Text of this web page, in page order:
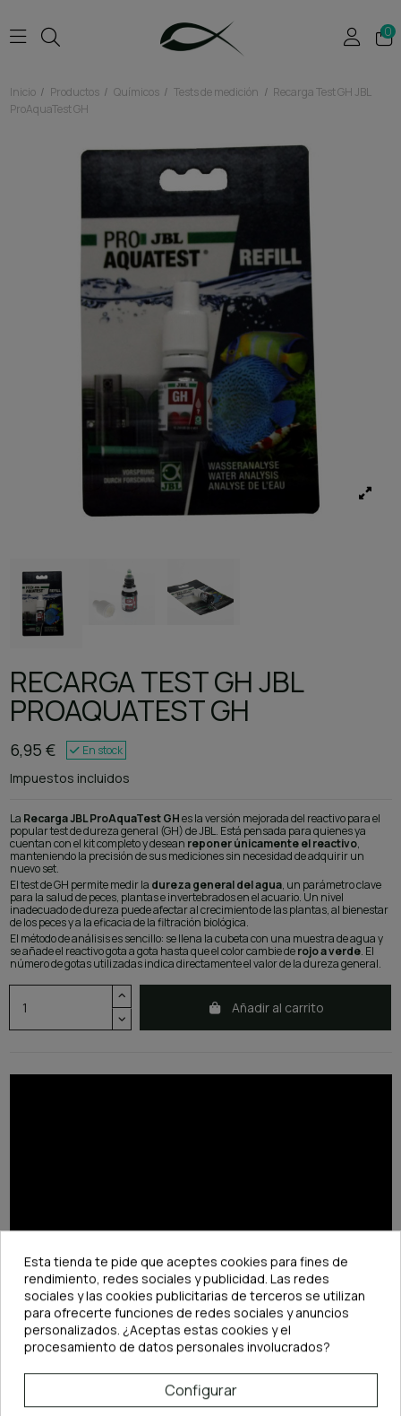
0
Inicio Productos Químicos Tests de medición
Recarga Test GH JBL
ProAquaTest GH
RECARGA TEST GH JBL
PROAQUATEST GH
6,95 € En stock
Impuestos incluidos
La Recarga JBL ProAquaTest GHes la versión mejorada del reactivo para el
popular test de dureza general (GH) de JBL. Está pensada para quienes ya
cuentan con el kit completo y desean reponer únicamente el reactivo,
manteniendo la precisión de sus mediciones sin necesidad de adquirir un
nuevo set.
El test de GH permite medir la dureza general del agua, un parámetro clave
para la salud de peces, plantas e invertebrados en el acuario. Un nivel
inadecuado de dureza puede afectar al crecimiento de las plantas, al bienestar
de los peces y a la eficacia de la filtración biológica.
El método de análisis es sencillo: se llena la cubeta con una muestra de agua y
se añade el reactivo gota a gota hasta que el color cambie derojo a verde. El
número de gotas utilizadas indica directamente el valor de la dureza general.
Añadir al carrito
Esta tienda te pide que aceptes cookies para fines de
rendimiento, redes sociales y publicidad. Las redes
sociales y las cookies publicitarias de terceros se utilizan
para ofrecerte funciones de redes sociales y anuncios
personalizados. ¿Aceptas estas cookies y el
procesamiento de datos personales involucrados?
Configurar